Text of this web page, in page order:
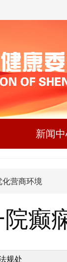
新闻
化营商环境
癫
规处